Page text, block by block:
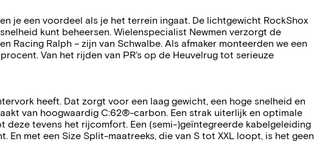
je een voordeel als je het terrein ingaat. De lichtgewicht RockShox
kunt beheersen. Wielenspecialist Newmen verzorgt de
Racing Ralph – zijn van Schwalbe. Als afmaker monteerden we een
Van het rijden van PR's op de Heuvelrug tot serieuze
heeft. Dat zorgt voor een laag gewicht, een hoge snelheid en
van hoogwaardig C:62®-carbon. Een strak uiterlijk en optimale
tevens het rijcomfort. Een (semi-)geïntegreerde kabelgeleiding
met een Size Split-maatreeks, die van S tot XXL loopt, is het geen